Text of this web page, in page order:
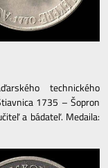
technického
1735 – Šopron
a bádateľ. Medaila: